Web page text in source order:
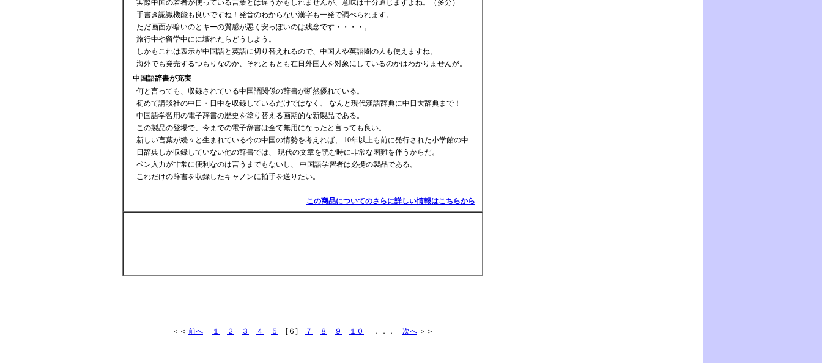
実際中国の若者が使っている言葉とは違うかもしれませんが、意味は十分通じますよね。（多分）
手書き認識機能も良いですね！発音のわからない漢字も一発で調べられます。
ただ画面が暗いのとキーの質感が悪く安っぽいのは残念です・・・・。
旅行中や留学中にに壊れたらどうしよう。
しかもこれは表示が中国語と英語に切り替えれるので、中国人や英語圏の人も使えますね。
海外でも発売するつもりなのか、それともとも在日外国人を対象にしているのかはわかりませんが。
中国語辞書が充実
何と言っても、収録されている中国語関係の辞書が断然優れている。
初めて講談社の中日・日中を収録しているだけではなく、 なんと現代漢語辞典に中日大辞典まで！
中国語学習用の電子辞書の歴史を塗り替える画期的な新製品である。
この製品の登場で、今までの電子辞書は全て無用になったと言っても良い。
新しい言葉が続々と生まれている今の中国の情勢を考えれば、 10年以上も前に発行された小学館の中
日辞典しか収録していない他の辞書では、 現代の文章を読む時に非常な困難を伴うからだ。
ペン入力が非常に便利なのは言うまでもないし、 中国語学習者は必携の製品である。
これだけの辞書を収録したキャノンに拍手を送りたい。
この商品についてのさらに詳しい情報はこちらから
＜＜ 前へ １ ２ ３ ４ ５ [６] ７ ８ ９ １０ ．．． 次へ ＞＞